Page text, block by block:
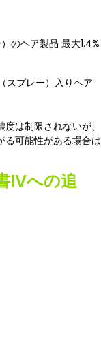
のヘア製品 最大1.4%
スプレー）入りヘア
は制限されないが、
る可能性がある場合は
IVへの追